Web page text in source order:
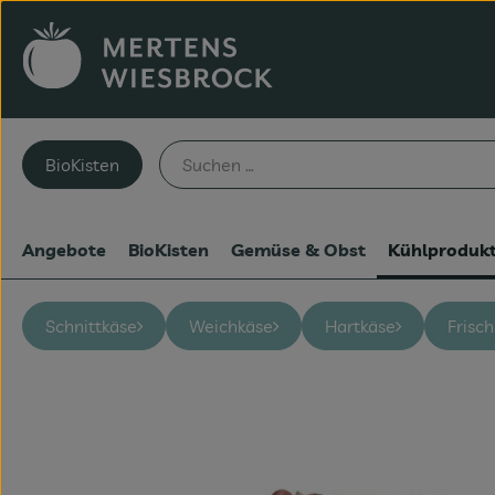
BioKisten
Angebote BioKisten Gemüse & Obst
Schnittkäse Weichkäse Hartkäse